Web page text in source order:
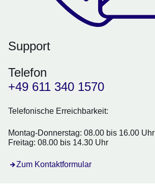
Support
Telefon
+49 611 340 1570
Telefonische Erreichbarkeit:
Montag-Donnerstag: 08.00 bis 16.00 Uhr
Freitag: 08.00 bis 14.30 Uhr
Zum Kontaktformular
Öffnet sich in einem neuen Fenster